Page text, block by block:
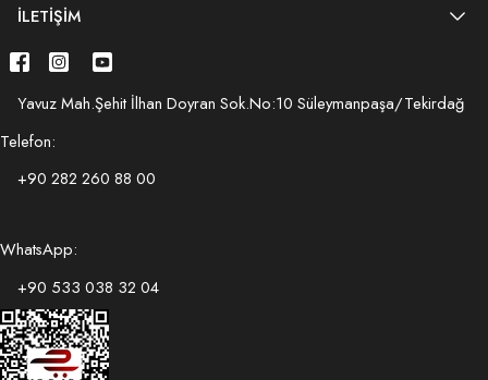
İLETIŞIM
Yavuz Mah.Şehit İlhan Doyran Sok.No:10 Süleymanpaşa/Tekirdağ
Telefon:
+90 282 260 88 00
WhatsApp:
+90 533 038 32 04